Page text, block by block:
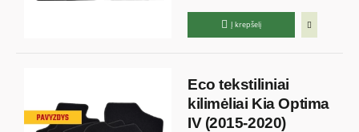
Į krepšelį
Eco tekstiliniai
kilimėliai Kia Optima
IV (2015-2020)